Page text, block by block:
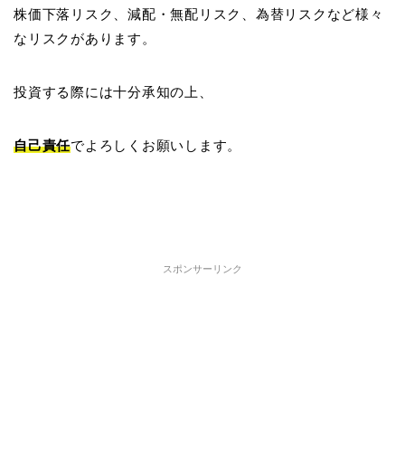
株価下落リスク、減配・無配リスク、為替リスクなど様々
なリスクがあります。
投資する際には十分承知の上、
自己責任でよろしくお願いします。
スポンサーリンク